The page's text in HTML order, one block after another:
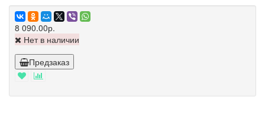
8 090.00р.
Нет в наличии
Предзаказ